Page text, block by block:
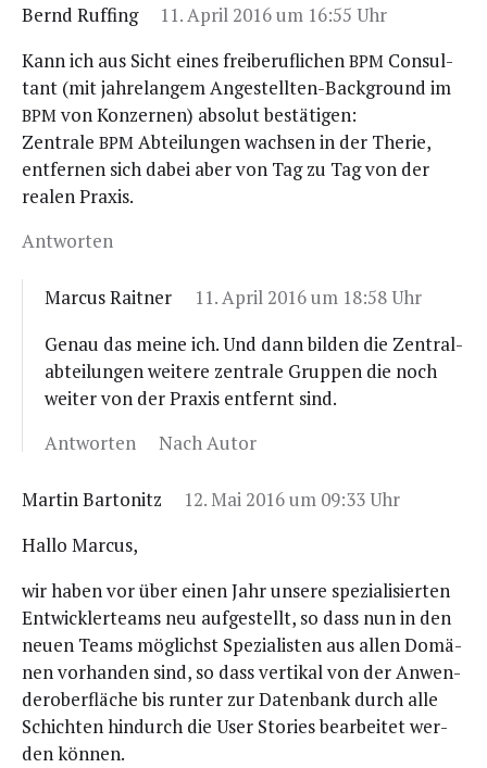
Bernd Ruffing
11. April 2016 um 16:55 Uhr
Kann ich aus Sicht eines frei­be­ruf­li­chen BPM Con­sul­
tant (mit jah­re­lan­gem Ange­stell­ten-Back­ground im
BPM von Kon­zer­nen) abso­lut bestätigen:
Zen­tra­le BPM Abtei­lun­gen wach­sen in der The­rie,
ent­fer­nen sich dabei aber von Tag zu Tag von der
rea­len Praxis.
Antworten
Marcus Raitner
11. April 2016 um 18:58 Uhr
Genau das mei­ne ich. Und dann bil­den die Zen­tral­
ab­tei­lun­gen wei­te­re zen­tra­le Grup­pen die noch
wei­ter von der Pra­xis ent­fernt sind.
Antworten
Nach Autor
Martin Bartonitz
12. Mai 2016 um 09:33 Uhr
Hal­lo Marcus,
wir haben vor über einen Jahr unse­re spe­zia­li­sier­ten
Ent­wick­ler­teams neu auf­ge­stellt, so dass nun in den
neu­en Teams mög­lichst Spe­zia­lis­ten aus allen Domä­
nen vor­han­den sind, so dass ver­ti­kal von der Anwen­
der­ober­flä­che bis run­ter zur Daten­bank durch alle
Schich­ten hin­durch die User Sto­ries bear­bei­tet wer­
den können.